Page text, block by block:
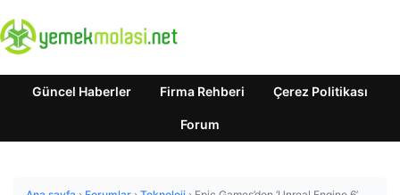
Güncel Haberler Firma Rehberi Çerez Politikası
Forum